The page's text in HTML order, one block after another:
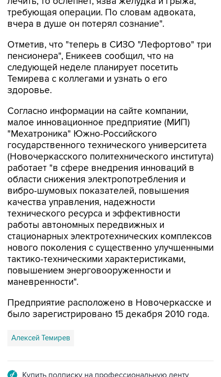
вчера в душе он потерял сознание".
Отметив, что "теперь в СИЗО "Лефортово" три
следующей неделе планирует посетить
Темирева с коллегами и узнать о его
здоровье.
Согласно информации на сайте компании,
"Мехатроника" Южно-Российского
государственного технического университета
(Новочеркасского политехнического института)
работает "в сфере внедрения инноваций в
области снижения электропотребления и
вибро-шумовых показателей, повышения
качества управления, надежности
технического ресурса и эффективности
работы автономных передвижных и
стационарных электротехнических комплексов
нового поколения с существенно улучшенными
тактико-техническими характеристиками,
повышением энерговооруженности и
маневренности".
Предприятие расположено в Новочеркасске и
Алексей Темирев
Подписаться на рассылку главных новостей сайта